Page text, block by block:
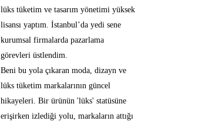
lüks tüketim ve tasarım yönetimi yüksek
lisansı yaptım. İstanbul’da yedi sene
kurumsal firmalarda pazarlama
görevleri üstlendim.
Beni bu yola çıkaran moda, dizayn ve
lüks tüketim markalarının güncel
hikayeleri. Bir ürünün 'lüks' statüsüne
erişirken izlediği yolu, markaların attığı